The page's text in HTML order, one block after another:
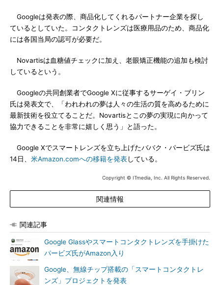
Googleは発表の際、商品化してくれるパートナー企業を探し
ているとしていた。コンタクトレンズは医療用品のため、商品化
には各国当局の認可が必要だ。
Novartisは血糖値チェックに加え、老眼矯正機能の追加も検討
しているという。
Googleの共同創業者でGoogle Xに従事するサーゲイ・ブリン
氏は発表文で、「われわれの夢は人々の生活の質を高めるために
最新技術を役立てることだ。Novartisとこの夢の実現に向かって
協力できることを非常に嬉しく思う」と語った。
Google Xでスマートレンズを立ち上げたババク・パービズ氏は
14日、 米Amazon.comへの移籍を発表している。
Copyright © ITmedia, Inc. All Rights Reserved.
関連情報
関連記事
Google Glassやスマートコンタクトレンズを手掛けた
パービズ氏がAmazon入り
Google、無線チップ搭載の「スマートコンタクトレ
ンズ」プロジェクトを発表